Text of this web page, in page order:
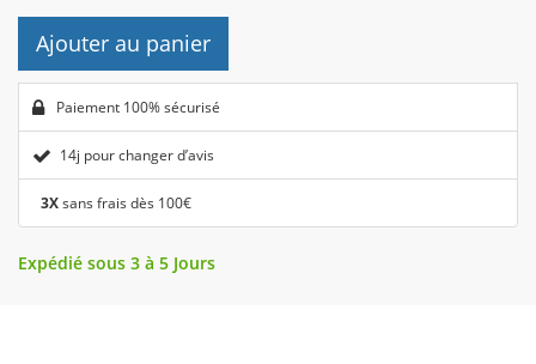
Ajouter au panier
Paiement 100% sécurisé
14j pour changer d’avis
3Xsans frais dès 100€
Expédié sous 3 à 5 Jours